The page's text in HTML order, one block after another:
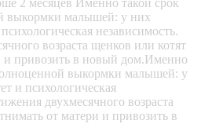
2 месяцев Именно такой срок
выкормки малышей: у них
независимость.
возраста щенков или котят
и привозить в новый дом.Именно
выкормки малышей: у
и психологическая
двухмесячного возраста
от матери и привозить в